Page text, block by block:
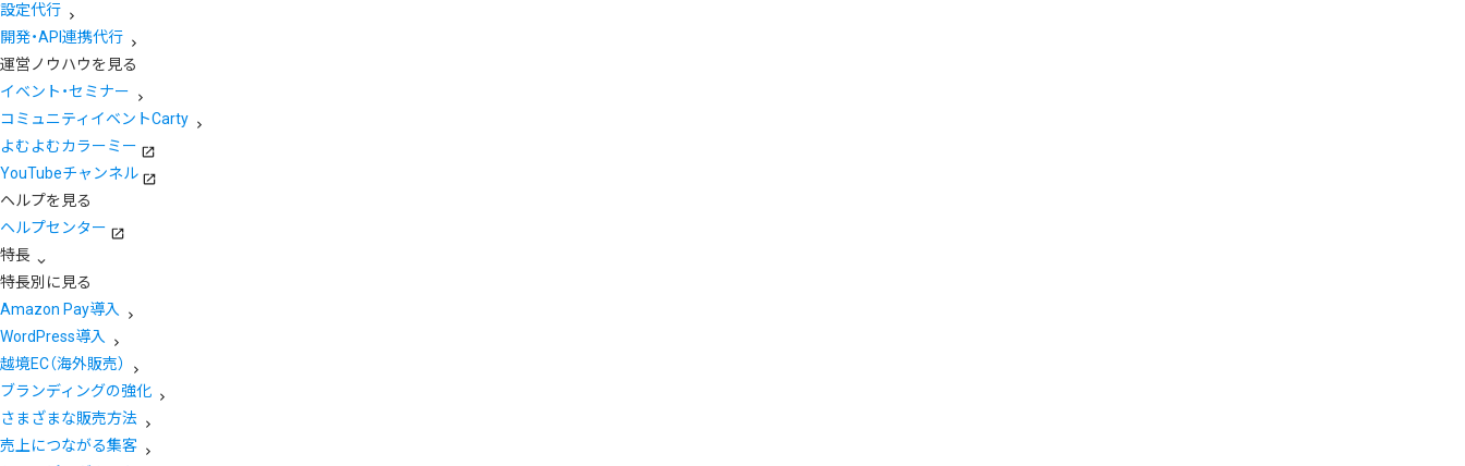
設定代行
開発・API連携代行
運営ノウハウを見る
イベント・セミナー
コミュニティイベントCarty
よむよむカラーミー
YouTubeチャンネル
ヘルプを見る
ヘルプセンター
特長
特長別に見る
Amazon Pay導入
WordPress導入
越境EC（海外販売）
ブランディングの強化
さまざまな販売方法
売上につながる集客